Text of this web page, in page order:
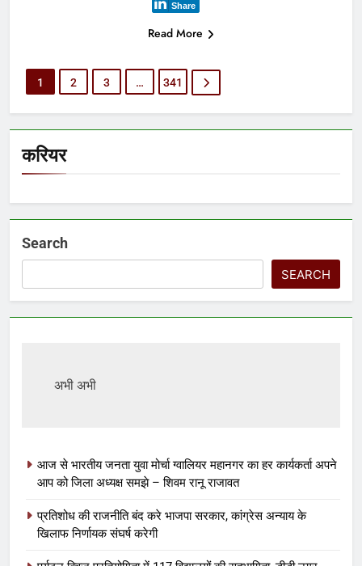
करियर
Share
Read More
1 2 3 … 341
Search
SEARCH
अभी अभी
आज से भारतीय जनता युवा मोर्चा ग्वालियर महानगर का हर कार्यकर्ता अपने
आप को जिला अध्यक्ष समझे – शिवम रानू राजावत
प्रतिशोध की राजनीति बंद करे भाजपा सरकार, कांग्रेस अन्याय के
खिलाफ निर्णायक संघर्ष करेगी